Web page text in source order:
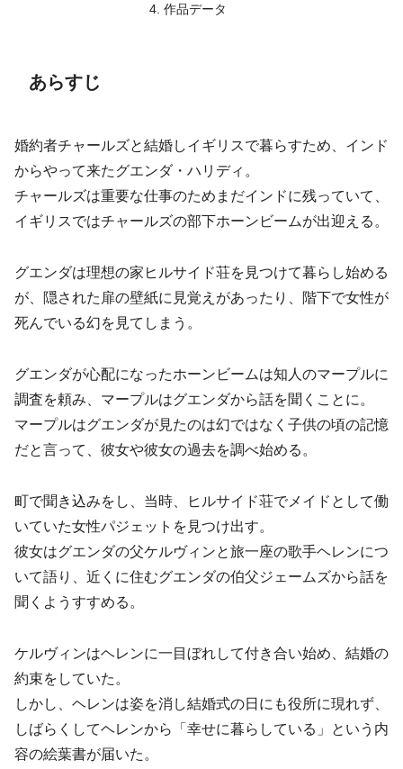
作品データ
あらすじ
婚約者チャールズと結婚しイギリスで暮らすため、インド
からやって来たグエンダ・ハリディ。
チャールズは重要な仕事のためまだインドに残っていて、
イギリスではチャールズの部下ホーンビームが出迎える。
グエンダは理想の家ヒルサイド荘を見つけて暮らし始める
が、隠された扉の壁紙に見覚えがあったり、階下で女性が
死んでいる幻を見てしまう。
グエンダが心配になったホーンビームは知人のマープルに
調査を頼み、マープルはグエンダから話を聞くことに。
マープルはグエンダが見たのは幻ではなく子供の頃の記憶
だと言って、彼女や彼女の過去を調べ始める。
町で聞き込みをし、当時、ヒルサイド荘でメイドとして働
いていた女性パジェットを見つけ出す。
彼女はグエンダの父ケルヴィンと旅一座の歌手ヘレンにつ
いて語り、近くに住むグエンダの伯父ジェームズから話を
聞くようすすめる。
ケルヴィンはヘレンに一目ぼれして付き合い始め、結婚の
約束をしていた。
しかし、ヘレンは姿を消し結婚式の日にも役所に現れず、
しばらくしてヘレンから「幸せに暮らしている」という内
容の絵葉書が届いた。